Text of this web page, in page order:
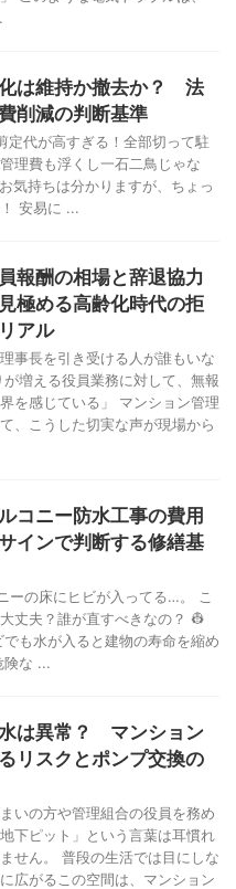
は維持か撤去か？ 法
削減の判断基準
定代が高すぎる！全部切って駐
理費も浮くし一石二鳥じゃな
気持ちは分かりますが、ちょっ
安易に ...
報酬の相場と辞退協力
極める高齢化時代の拒
アル
事長を引き受ける人が誰もいな
増える役員業務に対して、無報
を感じている」 マンション管理
、こうした切実な声が現場から
コニー防水工事の費用
インで判断する修繕基
ーの床にヒビが入ってる…。 こ
丈夫？誰が直すべきなの？ 👷
も水が入ると建物の寿命を縮め
険な ...
は異常？ マンション
リスクとポンプ交換の
いの方や管理組合の役員を務め
下ピット」という言葉は耳慣れ
せん。 普段の生活では目にしな
広がるこの空間は、マンション